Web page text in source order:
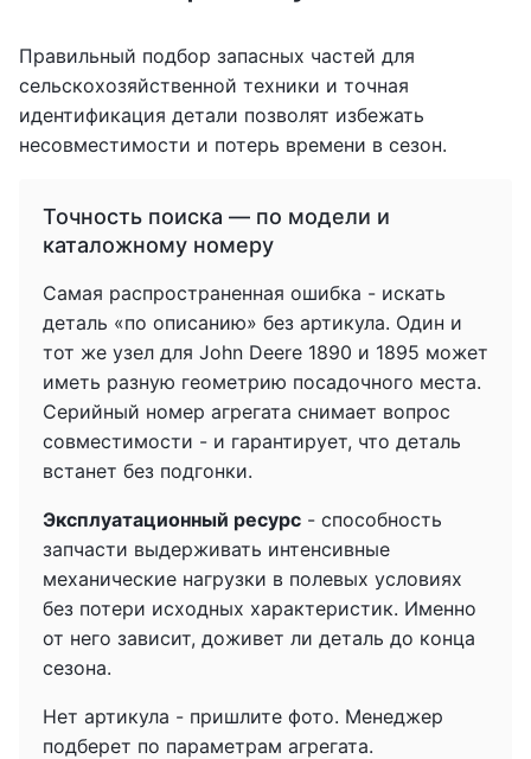
Правильный подбор запасных частей для
сельскохозяйственной техники и точная
идентификация детали позволят избежать
несовместимости и потерь времени в сезон.
Точность поиска — по модели и
каталожному номеру
Самая распространенная ошибка - искать
деталь «по описанию» без артикула. Один и
тот же узел для John Deere 1890 и 1895 может
иметь разную геометрию посадочного места.
Серийный номер агрегата снимает вопрос
совместимости - и гарантирует, что деталь
встанет без подгонки.
Эксплуатационный ресурс - способность
запчасти выдерживать интенсивные
механические нагрузки в полевых условиях
без потери исходных характеристик. Именно
от него зависит, доживет ли деталь до конца
сезона.
Нет артикула - пришлите фото. Менеджер
подберет по параметрам агрегата.